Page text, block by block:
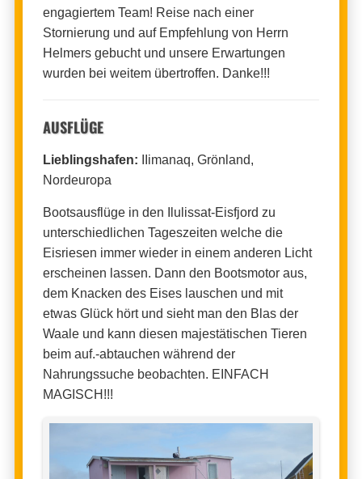
engagiertem Team! Reise nach einer
Stornierung und auf Empfehlung von Herrn
Helmers gebucht und unsere Erwartungen
wurden bei weitem übertroffen. Danke!!!
AUSFLÜGE
Lieblingshafen: IIimanaq, Grönland,
Nordeuropa
Bootsausflüge in den Ilulissat-Eisfjord zu
unterschiedlichen Tageszeiten welche die
Eisriesen immer wieder in einem anderen Licht
erscheinen lassen. Dann den Bootsmotor aus,
dem Knacken des Eises lauschen und mit
etwas Glück hört und sieht man den Blas der
Waale und kann diesen majestätischen Tieren
beim auf.-abtauchen während der
Nahrungssuche beobachten. EINFACH
MAGISCH!!!